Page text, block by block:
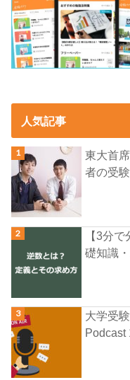
人気記事
東大首
者の受
【3分
礎知識
大学受
Podcast